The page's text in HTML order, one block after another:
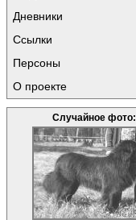
Дневники
Ссылки
Персоны
О проекте
Случайное фото: